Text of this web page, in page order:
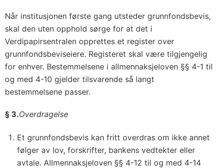
Når institusjonen første gang utsteder grunnfondsbevis,
skal den uten opphold sørge for at det i
Verdipapirsentralen opprettes et register over
grunnfondsbeviseiere. Registeret skal være tilgjengelig
for enhver. Bestemmelsene i allmennaksjeloven §§ 4-1 til
og med 4-10 gjelder tilsvarende så langt
bestemmelsene passer.
§ 3.Overdragelse
Et grunnfondsbevis kan fritt overdras om ikke annet
følger av lov, forskrifter, bankens vedtekter eller
avtale. Allmennaksjeloven §§ 4-12 til og med 4-14